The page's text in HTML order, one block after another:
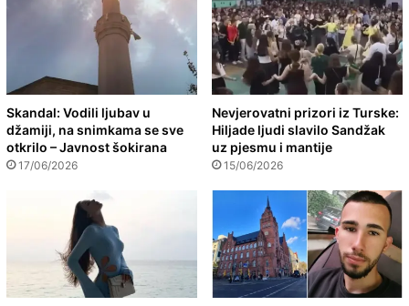
Skandal: Vodili ljubav u
džamiji, na snimkama se sve
otkrilo – Javnost šokirana
17/06/2026
Nevjerovatni prizori iz Turske:
Hiljade ljudi slavilo Sandžak
uz pjesmu i mantije
15/06/2026